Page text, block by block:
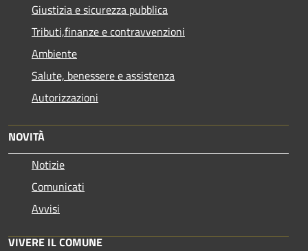
Giustizia e sicurezza pubblica
Tributi,finanze e contravvenzioni
Ambiente
Salute, benessere e assistenza
Autorizzazioni
NOVITÀ
Notizie
Comunicati
Avvisi
VIVERE IL COMUNE